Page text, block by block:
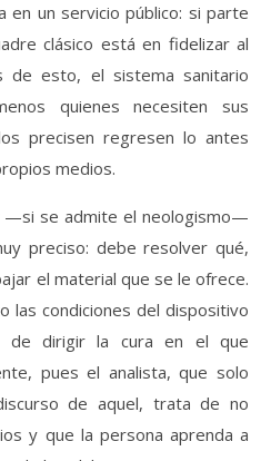
en un servicio público: si parte
clásico está en fidelizar al
de esto, el sistema sanitario
quienes necesiten sus
precisen regresen lo antes
medios.
—si se admite el neologismo—
preciso: debe resolver qué,
el material que se le ofrece.
las condiciones del dispositivo
de dirigir la cura en el que
pues el analista, que solo
de aquel, trata de no
y que la persona aprenda a